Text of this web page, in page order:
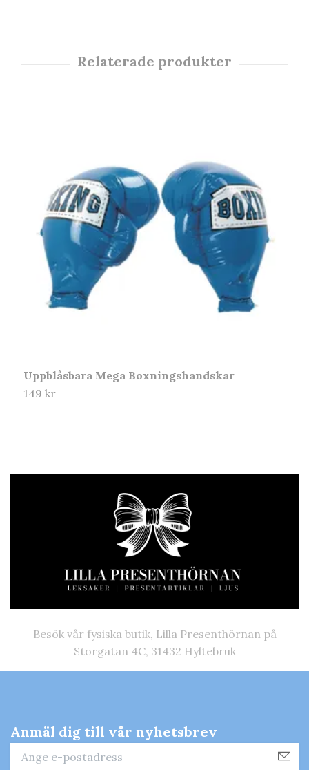
Besök vår fysiska butik, Lilla Presenthörnan på
Storgatan 4C, 31432 Hyltebruk
Uppblåsbara Mega Boxningshandskar
149 kr
Anmäl dig till vår nyhetsbrev